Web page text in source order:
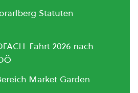
Statuten
Fahrt 2026 nach
Market Garden